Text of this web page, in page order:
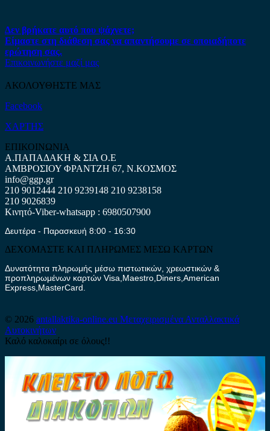
Δεν βρήκατε αυτό που ψάχνετε;
Είμαστε στη διάθεση σας να απαντήσουμε σε οποιαδήποτε
ερώτηση σας.
Επικοινωνήστε μαζί μας
ΑΚΟΛΟΥΘΗΣΤΕ ΜΑΣ
Facebook
ΧΑΡΤΗΣ
ΕΠΙΚΟΙΝΩΝΙΑ
Α.ΠΑΠΑΔΑΚΗ & ΣΙΑ Ο.Ε
ΑΜΒΡΟΣΙΟΥ ΦΡΑΝΤΖΗ 67, Ν.ΚΟΣΜΟΣ
info@ggp.gr
210 9012444 210 9239148 210 9238158
210 9026839
Κινητό-Viber-whatsapp : 6980507900
Δευτέρα - Παρασκευή 8:00 - 16:30
ΔΕΧΟΜΑΣΤΕ ΚΑΙ ΠΛΗΡΩΜΕΣ ΜΕΣΩ ΚΑΡΤΩΝ
Δυνατότητα πληρωμής μέσω πιστωτικών, χρεωστικών &
προπληρωμένων καρτών Visa,Maestro,Diners,American
Express,MasterCard.
© 2026 antallaktika-online.eu Μεταχειρισμένα Ανταλλακτικά
Αυτοκινήτων
Καλό καλοκαίρι σε όλους!!